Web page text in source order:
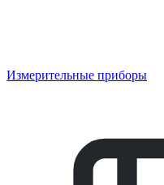
Измерительные приборы